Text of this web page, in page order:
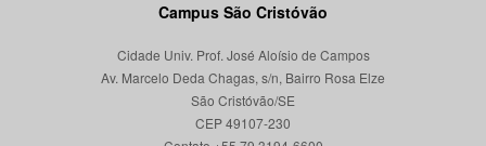
Campus São Cristóvão
Cidade Univ. Prof. José Aloísio de Campos
Av. Marcelo Deda Chagas, s/n, Bairro Rosa Elze
São Cristóvão/SE
CEP 49107-230